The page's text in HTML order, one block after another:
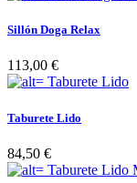
Sillón Doga Relax
113,00 €
Taburete Lido
84,50 €